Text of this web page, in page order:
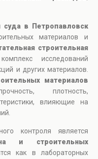
суда в Петропавловск
материалов и
строительная
исследований
и других материалов.
материалов
плотность,
влияющие на
контроля является
и строительных
как в лабораторных